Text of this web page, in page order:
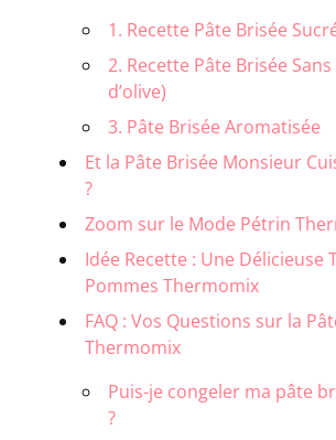
1. Recette Pâte Brisée
2. Recette Pâte Brisée
d’olive)
3. Pâte Brisée Aromatisée
Et la Pâte Brisée Monsieur
?
Zoom sur le Mode Pétrin
Idée Recette : Une Délicieuse
Pommes Thermomix
FAQ : Vos Questions sur la
Thermomix
Puis-je congeler ma pâte
?